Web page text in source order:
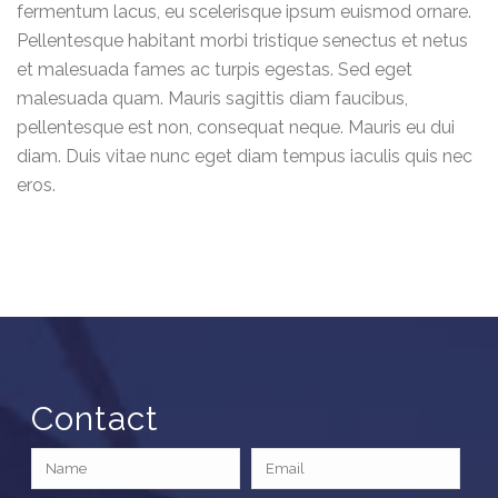
fermentum lacus, eu scelerisque ipsum euismod ornare.
Pellentesque habitant morbi tristique senectus et netus
et malesuada fames ac turpis egestas. Sed eget
malesuada quam. Mauris sagittis diam faucibus,
pellentesque est non, consequat neque. Mauris eu dui
diam. Duis vitae nunc eget diam tempus iaculis quis nec
eros.
Contact